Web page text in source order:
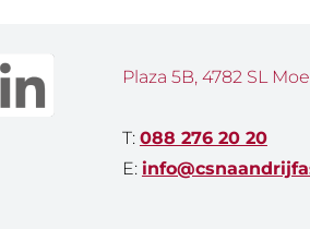
Plaza 5B, 4782 SL
T: 088 276 20 20
E: